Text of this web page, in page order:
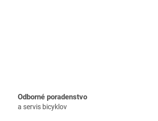
Odborné poradenstvo
a servis bicyklov